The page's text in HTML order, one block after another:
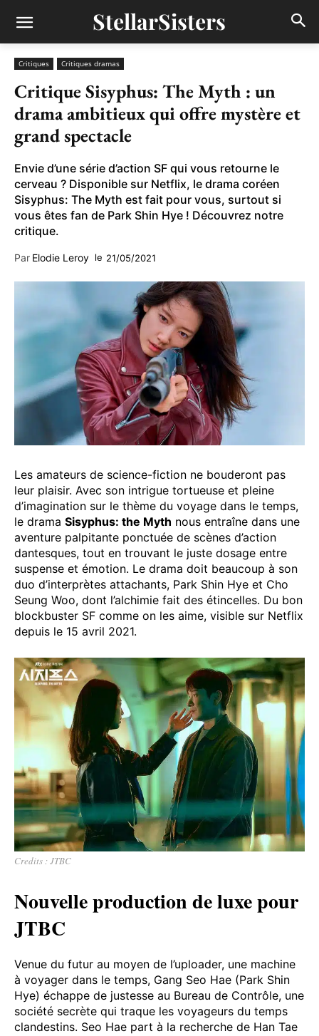
StellarSisters
Critiques Critiques dramas
Critique Sisyphus: The Myth : un
drama ambitieux qui offre mystère et
grand spectacle
Envie d’une série d’action SF qui vous retourne le
cerveau ? Disponible sur Netflix, le drama coréen
Sisyphus: The Myth est fait pour vous, surtout si
vous êtes fan de Park Shin Hye ! Découvrez notre
critique.
Par Elodie Leroy le 21/05/2021
Les amateurs de science-fiction ne bouderont pas
leur plaisir. Avec son intrigue tortueuse et pleine
d’imagination sur le thème du voyage dans le temps,
le drama Sisyphus: the Myth nous entraîne dans une
aventure palpitante ponctuée de scènes d’action
dantesques, tout en trouvant le juste dosage entre
suspense et émotion. Le drama doit beaucoup à son
duo d’interprètes attachants, Park Shin Hye et Cho
Seung Woo, dont l’alchimie fait des étincelles. Du bon
blockbuster SF comme on les aime, visible sur Netflix
depuis le 15 avril 2021.
Credits : JTBC
Nouvelle production de luxe pour
JTBC
Venue du futur au moyen de l’uploader, une machine
à voyager dans le temps, Gang Seo Hae (Park Shin
Hye) échappe de justesse au Bureau de Contrôle, une
société secrète qui traque les voyageurs du temps
clandestins. Seo Hae part à la recherche de Han Tae